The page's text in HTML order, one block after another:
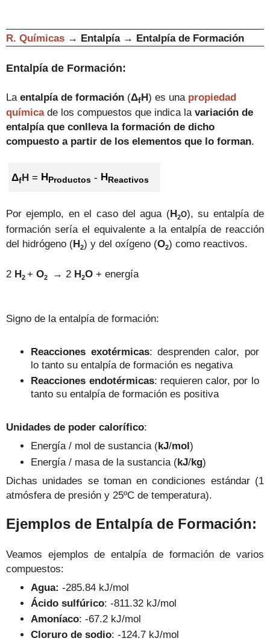
R. Químicas → Entalpía → Entalpía de Formación
Entalpía de Formación:
La entalpía de formación (Δf H) es una propiedad
química de los compuestos que indica la variación de
entalpía que conlleva la formación de dicho
compuesto a partir de los elementos que lo forman.
ΔfH = HProductos - HReactivos
Por ejemplo, en el caso del agua (H2O), su entalpía de
formación sería el equivalente a la entalpía de reacción
del hidrógeno (H2) y del oxígeno (O2) como reactivos.
2 H2 + O2 → 2 H2O + energía
Signo de la entalpía de formación:
Reacciones exotérmicas: desprenden calor, por
lo tanto su entalpía de formación es negativa
Reacciones endotérmicas: requieren calor, por lo
tanto su entalpía de formación es positiva
Unidades de poder calorífico:
Energía / mol de sustancia (kJ/mol)
Energía / masa de la sustancia (kJ/kg)
Dichas unidades se toman en condiciones estándar (1
atmósfera de presión y 25ºC de temperatura).
Ejemplos de Entalpía de Formación:
Veamos ejemplos de entalpía de formación de varios
compuestos:
Agua:-285.84 kJ/mol
Ácido sulfúrico: -811.32 kJ/mol
Amoníaco: -67.2 kJ/mol
Cloruro de sodio: -124.7 kJ/mol